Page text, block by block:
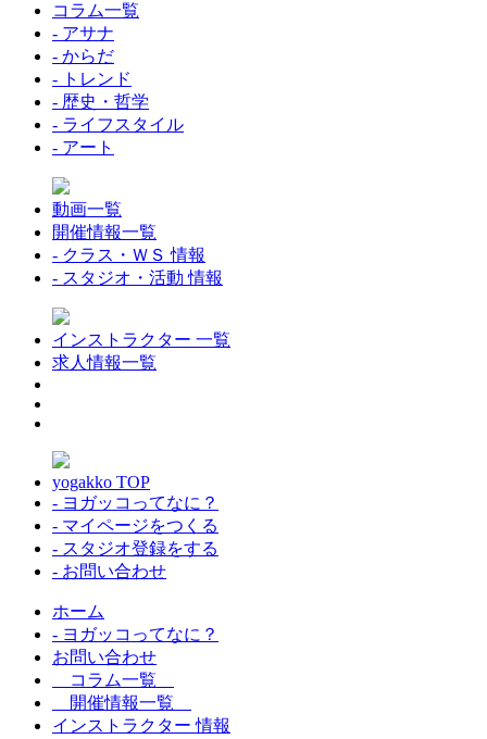
コラム一覧
- アサナ
- からだ
- トレンド
- 歴史・哲学
- ライフスタイル
- アート
動画一覧
開催情報一覧
- クラス・ＷＳ 情報
- スタジオ・活動 情報
インストラクター 一覧
求人情報一覧
yogakko TOP
- ヨガッコってなに？
- マイページをつくる
- スタジオ登録をする
- お問い合わせ
ホーム
- ヨガッコってなに？
お問い合わせ
コラム一覧
開催情報一覧
インストラクター 情報